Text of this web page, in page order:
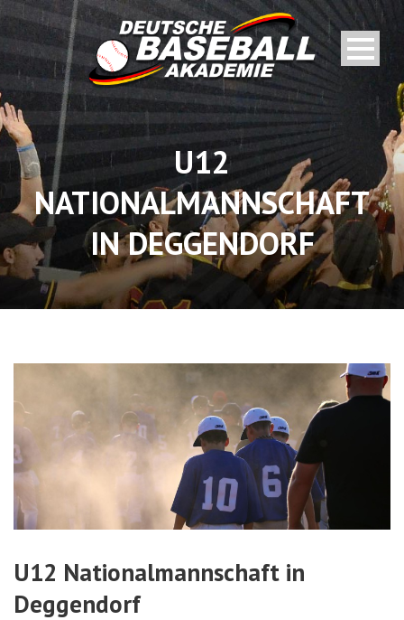
U12
NATIONALMANNSCHAFT
IN DEGGENDORF
U12 Nationalmannschaft in
Deggendorf